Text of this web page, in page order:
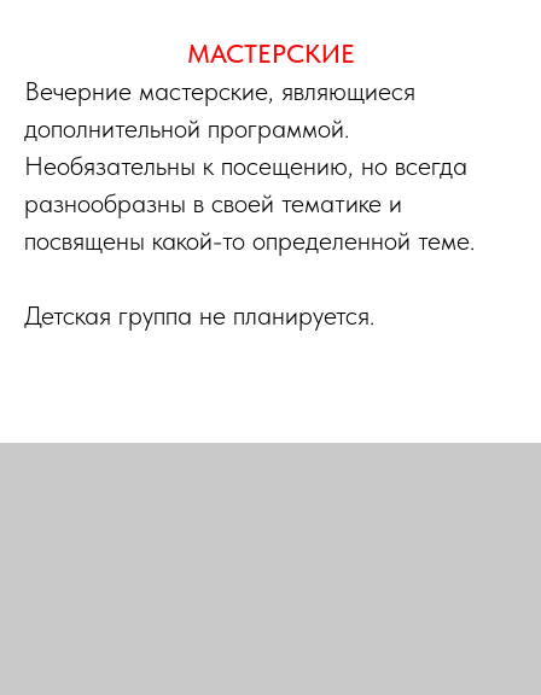
МАСТЕРСКИЕ
Вечерние мастерские, являющиеся
дополнительной программой.
Необязательны к посещению, но всегда
разнообразны в своей тематике и
посвящены какой-то определенной теме.
Детская группа не планируется.